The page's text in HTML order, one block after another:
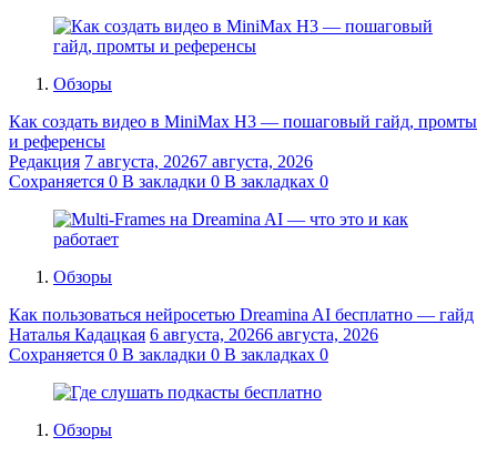
Обзоры
Как создать видео в MiniMax H3 — пошаговый гайд, промты
и референсы
Редакция 7 августа, 20267 августа, 2026
Сохраняется 0 В закладки 0 В закладках 0
Обзоры
Как пользоваться нейросетью Dreamina AI бесплатно — гайд
Наталья Кадацкая 6 августа, 20266 августа, 2026
Сохраняется 0 В закладки 0 В закладках 0
Обзоры